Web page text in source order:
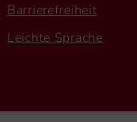
Barrierefreiheit
Leichte Sprache